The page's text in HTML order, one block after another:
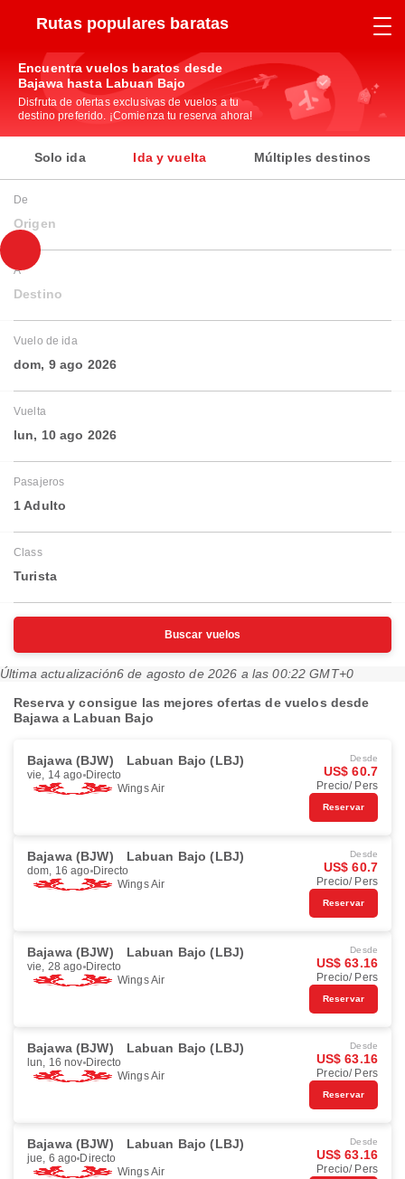
Rutas populares baratas
Encuentra vuelos baratos desde
Bajawa hasta Labuan Bajo
Disfruta de ofertas exclusivas de vuelos a tu
destino preferido. ¡Comienza tu reserva ahora!
Solo ida Ida y vuelta Múltiples destinos
De
Origen
A
Destino
Vuelo de ida
dom, 9 ago 2026
Vuelta
lun, 10 ago 2026
Pasajeros
1 Adulto
Class
Turista
Buscar vuelos
Última actualización6 de agosto de 2026 a las 00:22 GMT+0
Reserva y consigue las mejores ofertas de vuelos desde
Bajawa a Labuan Bajo
Bajawa (BJW) Labuan Bajo (LBJ)
vie, 14 ago Directo
Wings Air
Desde
US$ 60.7
Precio/ Pers
Reservar
Bajawa (BJW) Labuan Bajo (LBJ)
dom, 16 ago Directo
Wings Air
Desde
US$ 60.7
Precio/ Pers
Reservar
Bajawa (BJW) Labuan Bajo (LBJ)
vie, 28 ago Directo
Wings Air
Desde
US$ 63.16
Precio/ Pers
Reservar
Bajawa (BJW) Labuan Bajo (LBJ)
lun, 16 nov Directo
Wings Air
Desde
US$ 63.16
Precio/ Pers
Reservar
Bajawa (BJW) Labuan Bajo (LBJ)
jue, 6 ago Directo
Wings Air
Desde
US$ 63.16
Precio/ Pers